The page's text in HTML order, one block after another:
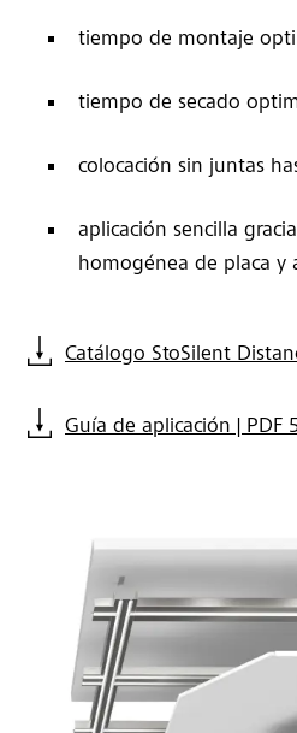
tiempo de montaje
tiempo de secado
colocación sin juntas
aplicación sencilla
homogénea de placa y
Catálogo StoSilent
Guía de aplicación | PDF